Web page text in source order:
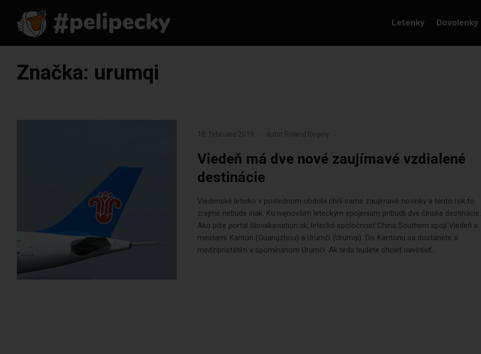
Letenky Dovolenky
Značka: urumqi
18. februára 2019 autor Roland Regely
Viedeň má dve nové zaujímavé vzdialené
destinácie
Viedenské letisko v poslednom období chrlí samé zaujímavé novinky a tento rok to
zrejme nebude inak. Ku najnovším leteckým spojeniam pribudli dve čínske destinácie.
Ako píše portál Slovakaviation.sk, letecká spoločnosť China Southern spojí Viedeň s
mestami Kanton (Guangzhou) a Urumči (Urumqi). Do Kantonu sa dostanete s
medzipristátím v spomínanom Urumči. Ak teda budete chcieť navštíviť...